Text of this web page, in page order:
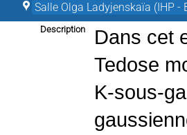
Salle Olga Ladyjenskaïa (IHP -
Description
Dans cet
Tedose
K-sous-